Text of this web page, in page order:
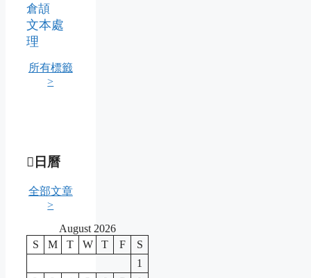
倉頡
文本處
理
所有標籤
>
日曆
全部文章
>
August 2026
S
M T W T F
S
1